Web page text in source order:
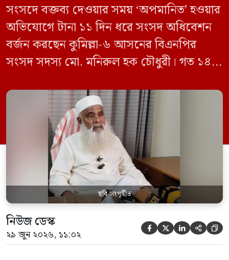
সংসদে বক্তব্য দেওয়ার সময় ‘অপমানিত’ হওয়ার
অভিযোগে টানা ১১ দিন ধরে সংসদ অধিবেশন
বর্জন করছেন কুমিল্লা-৬ আসনের বিএনপির
সংসদ সদস্য মো. মনিরুল হক চৌধুরী। গত ১৪
রুলিং ও সিদ্ধান্তের প্রতিবাদে ১৫ থেকে ২৫ জুন
পর্যন্ত তিনি সংসদে যাননি। মনিরুল হক চৌধুরী
বলেন, ‘আমাকে সংসদে অপমান করা হয়েছে।
স্পিকার ফোন […]
ছবি সংগৃহীত
নিউজ ডেস্ক
২৯ জুন ২০২৬, ১১:০২     